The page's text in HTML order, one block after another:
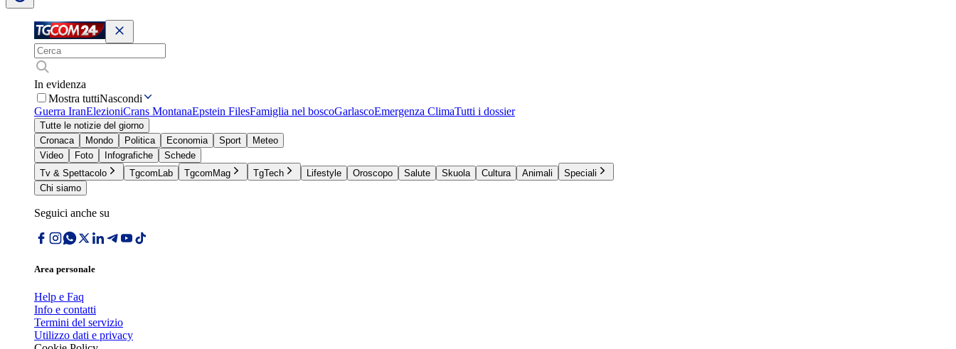
In evidenza
Mostra tuttiNascondi
Guerra IranElezioniCrans MontanaEpstein FilesFamiglia nel boscoGarlascoEmergenza ClimaTutti i dossier
Tutte le notizie del giorno
Cronaca
Mondo Politica Economia Sport
Meteo
Video
Foto Infografiche
Schede
Tv & Spettacolo
TgcomLab TgcomMag TgTech Lifestyle Oroscopo Salute Skuola Cultura Animali
Speciali
Chi siamo
Seguici anche su
Area personale
Help e Faq
Info e contatti
Termini del servizio
Utilizzo dati e privacy